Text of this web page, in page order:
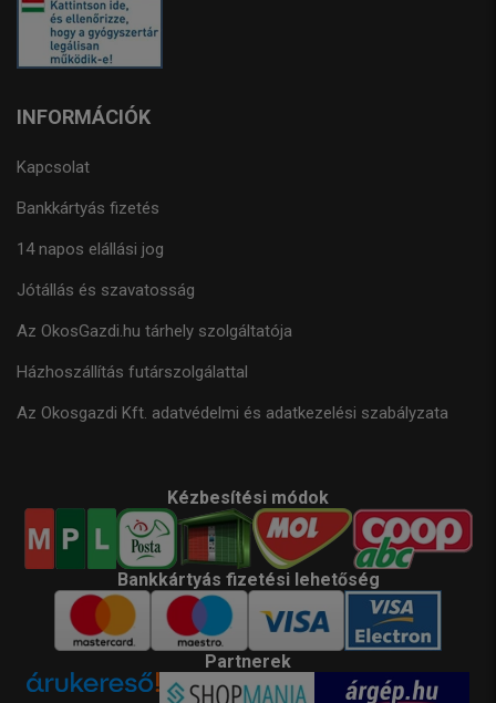
INFORMÁCIÓK
Kapcsolat
Bankkártyás fizetés
14 napos elállási jog
Jótállás és szavatosság
Az OkosGazdi.hu tárhely szolgáltatója
Házhoszállítás futárszolgálattal
Az Okosgazdi Kft. adatvédelmi és adatkezelési szabályzata
Kézbesítési módok
Bankkártyás fizetési lehetőség
Partnerek